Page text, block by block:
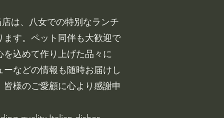
は、八女での特別なランチ
す。ペット同伴も大歓迎で
込めて作り上げた品々に
などの情報も随時お届けし
様のご愛顧に心より感謝申